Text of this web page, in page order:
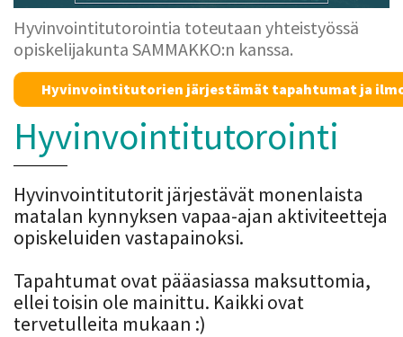
Hyvinvointitutorointia toteutaan yhteistyössä
opiskelijakunta SAMMAKKO:n kanssa.
Hyvinvointitutorien järjestämät tapahtumat ja
Hyvinvointitutorointi
Hyvinvointitutorit järjestävät monenlaista
matalan kynnyksen vapaa-ajan aktiviteetteja
opiskeluiden vastapainoksi.
Tapahtumat ovat pääasiassa maksuttomia,
ellei toisin ole mainittu. Kaikki ovat
tervetulleita mukaan :)